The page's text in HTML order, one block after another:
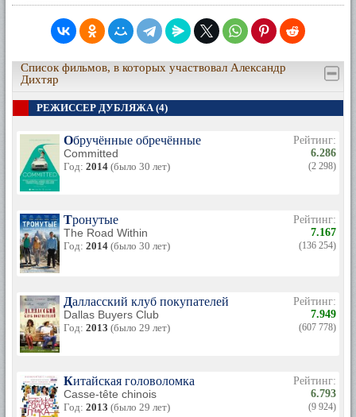
Список фильмов, в которых участвовал Александр
Дихтяр
РЕЖИССЕР ДУБЛЯЖА (4)
Обручённые обречённые
Committed
Год: 2014 (было 30 лет)
Рейтинг:
6.286
(2 298)
Тронутые
The Road Within
Год: 2014 (было 30 лет)
Рейтинг:
7.167
(136 254)
Далласский клуб покупателей
Dallas Buyers Club
Год: 2013 (было 29 лет)
Рейтинг:
7.949
(607 778)
Китайская головоломка
Casse-tête chinois
Год: 2013 (было 29 лет)
Рейтинг:
6.793
(9 924)